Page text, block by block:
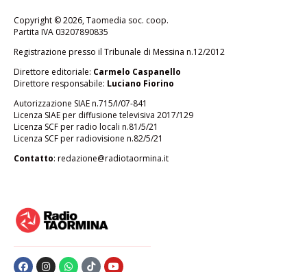
Copyright © 2026, Taomedia soc. coop.
Partita IVA 03207890835
Registrazione presso il Tribunale di Messina n.12/2012
Direttore editoriale: Carmelo Caspanello
Direttore responsabile: Luciano Fiorino
Autorizzazione SIAE n.715/I/07-841
Licenza SIAE per diffusione televisiva 2017/129
Licenza SCF per radio locali n.81/5/21
Licenza SCF per radiovisione n.82/5/21
Contatto: redazione@radiotaormina.it